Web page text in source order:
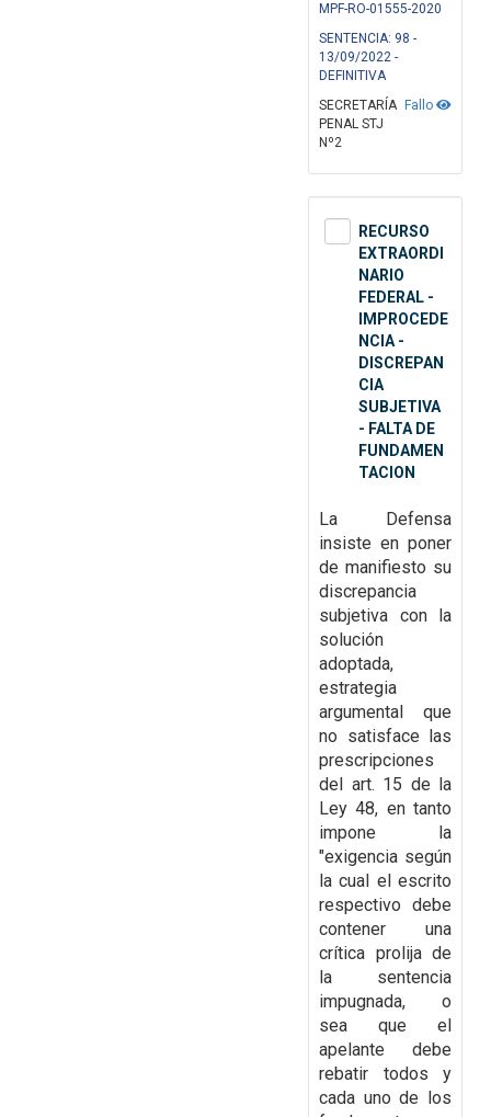
MPF-RO-01555-2020
SENTENCIA: 98 -
13/09/2022 -
DEFINITIVA
Fallo
SECRETARÍA
PENAL STJ
Nº2
RECURSO
EXTRAORDI
NARIO
FEDERAL -
IMPROCEDE
NCIA -
DISCREPAN
CIA
SUBJETIVA
- FALTA DE
FUNDAMEN
TACION
La Defensa
insiste en poner
de manifiesto su
discrepancia
subjetiva con la
solución
adoptada,
estrategia
argumental que
no satisface las
prescripciones
del art. 15 de la
Ley 48, en tanto
impone la
"exigencia según
la cual el escrito
respectivo debe
contener una
crítica prolija de
la sentencia
impugnada, o
sea que el
apelante debe
rebatir todos y
cada uno de los